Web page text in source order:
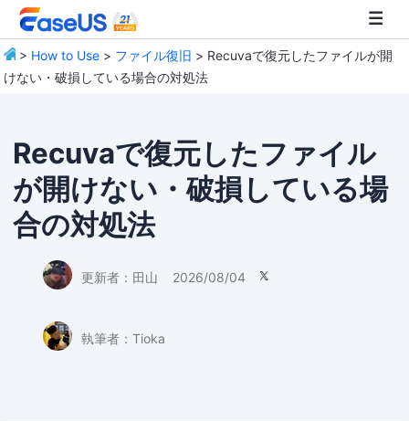
> How to Use > ファイル復旧 > Recuvaで復元したファイルが開
けない・破損している場合の対処法
Recuvaで復元したファイル
が開けない・破損している場
合の対処法
更新者： 田山 2026/08/04 
執筆者： Tioka